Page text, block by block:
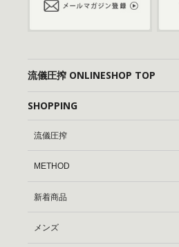
流儀圧搾 ONLINESHOP TOP
SHOPPING
流儀圧搾
METHOD
新着商品
メンズ